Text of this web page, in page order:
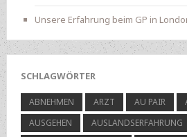
Unsere Erfahrung beim GP in
SCHLAGWÖRTER
ABNEHMEN ARZT AU PAIR
AUSGEHEN
AUSLANDSERFAHRUNG